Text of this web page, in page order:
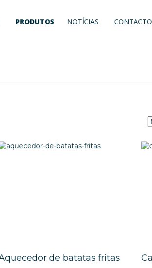
PRODUTOS NOTÍCIAS
MAIS INFORMAÇÕES
de batatas fritas